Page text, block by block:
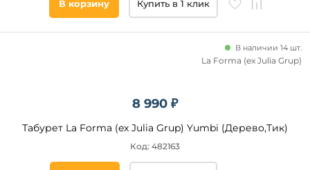
В корзину Купить в 1 клик
8 990 ₽
Табурет La Forma (ex Julia Grup) Yumbi (Дерево,Тик)
В наличии 14 шт.
Код: 482163
La Forma (ex Julia Grup)